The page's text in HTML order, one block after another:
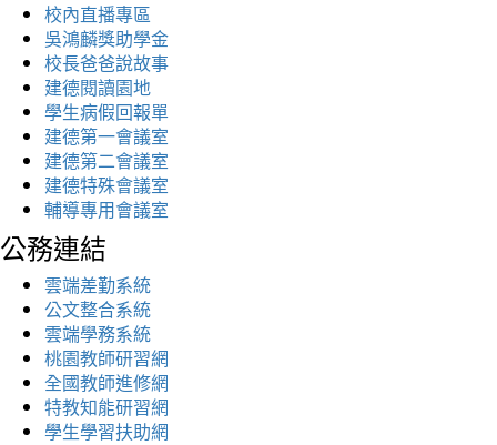
校內直播專區
吳鴻麟獎助學金
校長爸爸說故事
建德閱讀園地
學生病假回報單
建德第一會議室
建德第二會議室
建德特殊會議室
輔導專用會議室
公務連結
雲端差勤系統
公文整合系統
雲端學務系統
桃園教師研習網
全國教師進修網
特教知能研習網
學生學習扶助網